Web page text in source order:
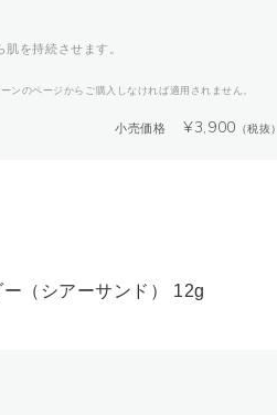
を持続させます。
のページからご購入しなければ適用されません。
小売価格 ¥3,900 （税抜）
（シアーサンド） 12g